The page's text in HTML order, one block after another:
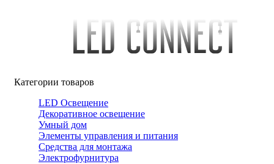
Категории товаров
LED Освещение
Декоративное освещение
Умный дом
Элементы управления и питания
Средства для монтажа
Электрофурнитура